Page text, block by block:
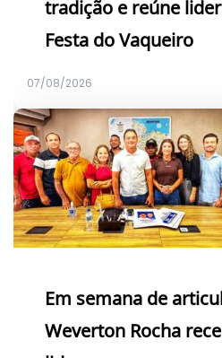
tradição e reúne
Festa do Vaqueiro
07/08/2026
Em semana de
Weverton Rocha